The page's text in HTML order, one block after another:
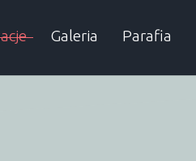
Galeria Parafia